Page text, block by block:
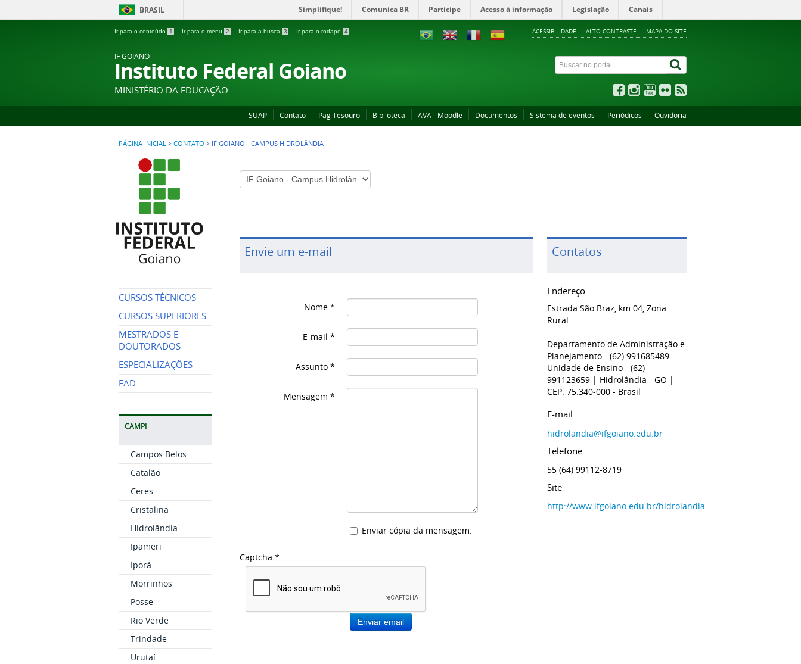
BRASIL Simplifique! Comunica BR Participe Acesso à informação Legislação Canais
Ir para o conteúdo 1 Ir para o menu 2 Ir para a busca 3 Ir para o rodapé 4 ACESSIBILIDADE ALTO CONTRASTE MAPA DO SITE
IF GOIANO
Instituto Federal Goiano
MINISTÉRIO DA EDUCAÇÃO
SUAP Contato Pag Tesouro Biblioteca AVA - Moodle Documentos Sistema de eventos Periódicos Ouvidoria
PÁGINA INICIAL > CONTATO > IF GOIANO - CAMPUS HIDROLÂNDIA
CURSOS TÉCNICOS
CURSOS SUPERIORES
MESTRADOS E
DOUTORADOS
ESPECIALIZAÇÕES
EAD
CAMPI
Campos Belos
Catalão
Ceres
Cristalina
Hidrolândia
Ipameri
Iporá
Morrinhos
Posse
Rio Verde
Trindade
Urutaí
Envie um e-mail
Nome *
E-mail *
Assunto *
Mensagem *
Enviar cópia da mensagem.
Captcha *
Enviar email
Contatos
Endereço
Estrada São Braz, km 04, Zona
Rural.
Departamento de Administração e
Planejamento - (62) 991685489
Unidade de Ensino - (62)
991123659 | Hidrolândia- GO |
CEP: 75.340-000- Brasil
E-mail
hidrolandia@ifgoiano.edu.br
Telefone
55 (64) 99112-8719
Site
http://www.ifgoiano.edu.br/hidrolandia